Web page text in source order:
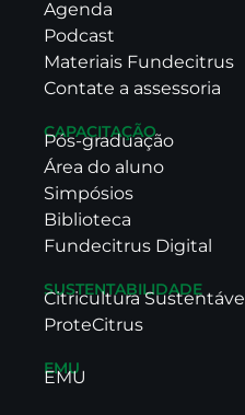
Agenda
Podcast
Materiais Fundecitrus
Contate a assessoria
CAPACITAÇÃO
Pós-graduação
Área do aluno
Simpósios
Biblioteca
Fundecitrus Digital
SUSTENTABILIDADE
Citricultura Sustentável
ProteCitrus
EMU
EMU